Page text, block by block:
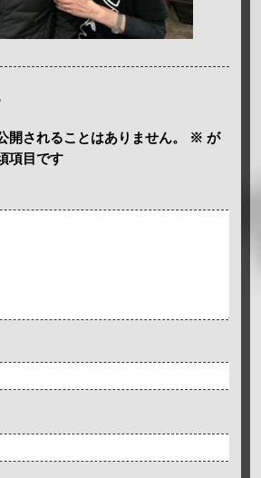
開されることはありません。 ※ が
項目です